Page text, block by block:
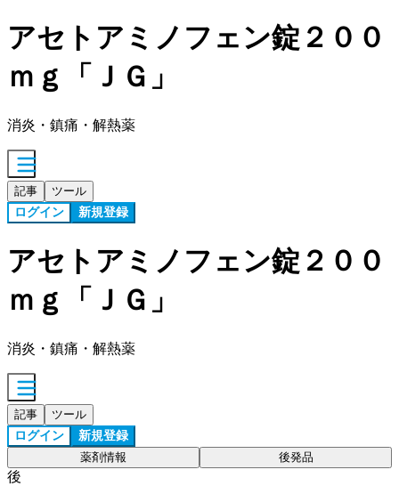
アセトアミノフェン錠２００
ｍｇ「ＪＧ」
消炎・鎮痛・解熱薬
記事 ツール
ログイン 新規登録
アセトアミノフェン錠２００
ｍｇ「ＪＧ」
消炎・鎮痛・解熱薬
記事 ツール
ログイン 新規登録
薬剤情報 後発品
後